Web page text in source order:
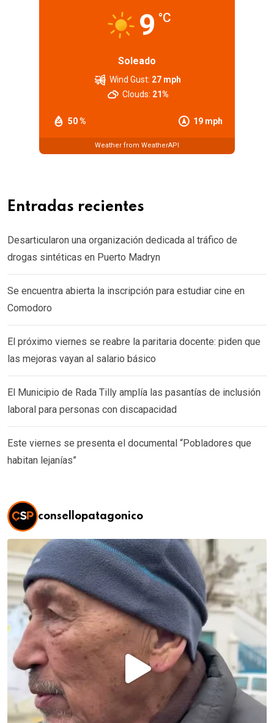
9 °C
Soleado
50 % 19 mph
Wind Gust: 27 mph
Clouds: 21%
Weather from WeatherAPI
Entradas recientes
Desarticularon una organización dedicada al tráfico de
drogas sintéticas en Puerto Madryn
Se encuentra abierta la inscripción para estudiar cine en
Comodoro
El próximo viernes se reabre la paritaria docente: piden que
las mejoras vayan al salario básico
El Municipio de Rada Tilly amplía las pasantías de inclusión
laboral para personas con discapacidad
Este viernes se presenta el documental “Pobladores que
habitan lejanías”
consellopatagonico